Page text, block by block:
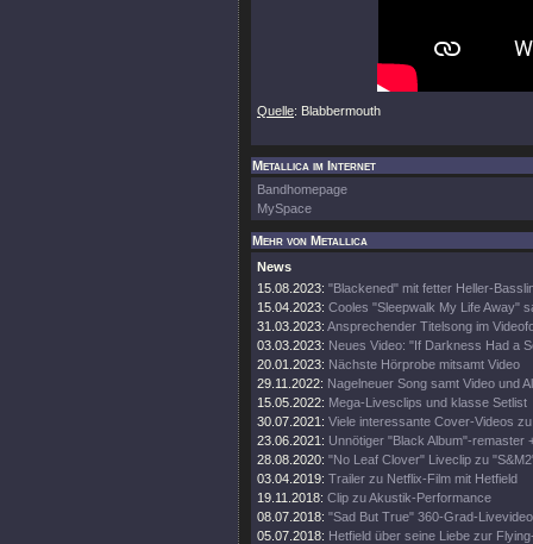
Quelle: Blabbermouth
Metallica im Internet
Bandhomepage
MySpace
Mehr von Metallica
News
15.08.2023: "Blackened" mit fetter Heller-
15.04.2023: Cooles "Sleepwalk My Life Away"
31.03.2023: Ansprechender Titelsong im
03.03.2023: Neues Video: "If Darkness Had a
20.01.2023: Nächste Hörprobe mitsamt Video
29.11.2022: Nagelneuer Song samt Video und
15.05.2022: Mega-Livesclips und klasse Setlist
30.07.2021: Viele interessante Cover-Videos
23.06.2021: Unnötiger "Black Album"-remaster
28.08.2020: "No Leaf Clover" Liveclip zu
03.04.2019: Trailer zu Netflix-Film mit Hetfield
19.11.2018: Clip zu Akustik-Performance
08.07.2018: "Sad But True" 360-Grad-Livevideo
05.07.2018: Hetfield über seine Liebe zur